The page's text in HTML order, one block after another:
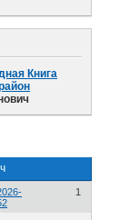
Книга
1